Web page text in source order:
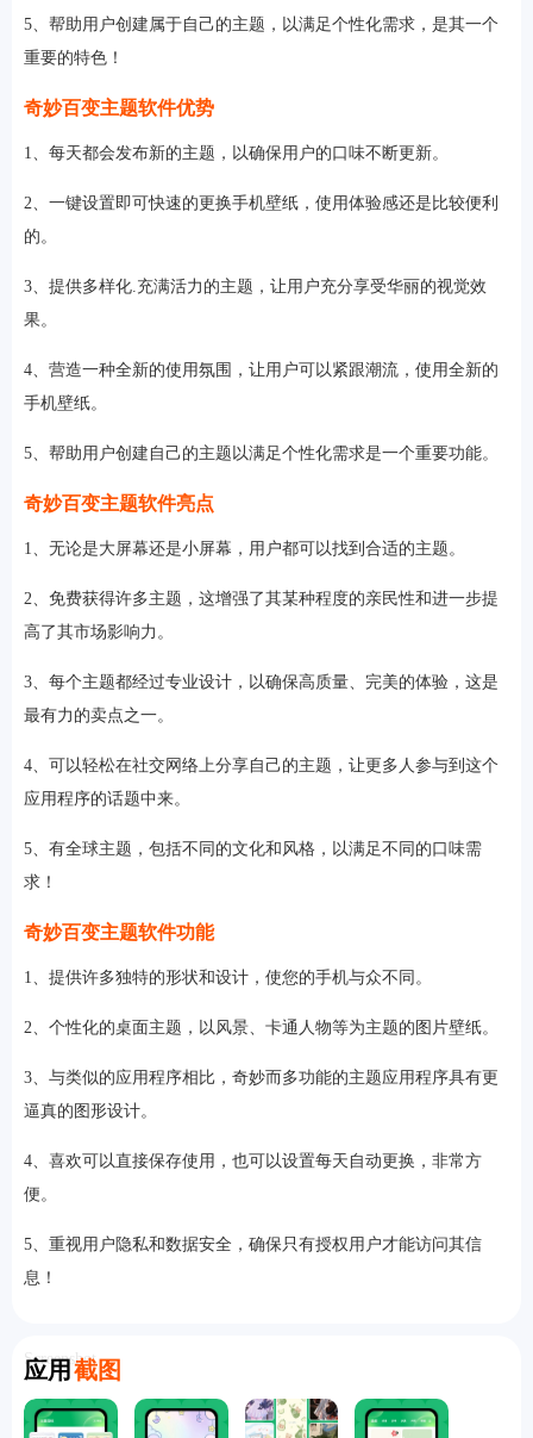
5、帮助用户创建属于自己的主题，以满足个性化需求，是其一个
重要的特色！
奇妙百变主题软件优势
1、每天都会发布新的主题，以确保用户的口味不断更新。
2、一键设置即可快速的更换手机壁纸，使用体验感还是比较便利
的。
3、提供多样化.充满活力的主题，让用户充分享受华丽的视觉效
果。
4、营造一种全新的使用氛围，让用户可以紧跟潮流，使用全新的
手机壁纸。
5、帮助用户创建自己的主题以满足个性化需求是一个重要功能。
奇妙百变主题软件亮点
1、无论是大屏幕还是小屏幕，用户都可以找到合适的主题。
2、免费获得许多主题，这增强了其某种程度的亲民性和进一步提
高了其市场影响力。
3、每个主题都经过专业设计，以确保高质量、完美的体验，这是
最有力的卖点之一。
4、可以轻松在社交网络上分享自己的主题，让更多人参与到这个
应用程序的话题中来。
5、有全球主题，包括不同的文化和风格，以满足不同的口味需
求！
奇妙百变主题软件功能
1、提供许多独特的形状和设计，使您的手机与众不同。
2、个性化的桌面主题，以风景、卡通人物等为主题的图片壁纸。
3、与类似的应用程序相比，奇妙而多功能的主题应用程序具有更
逼真的图形设计。
4、喜欢可以直接保存使用，也可以设置每天自动更换，非常方
便。
5、重视用户隐私和数据安全，确保只有授权用户才能访问其信
息！
应用 截图
Screenshot